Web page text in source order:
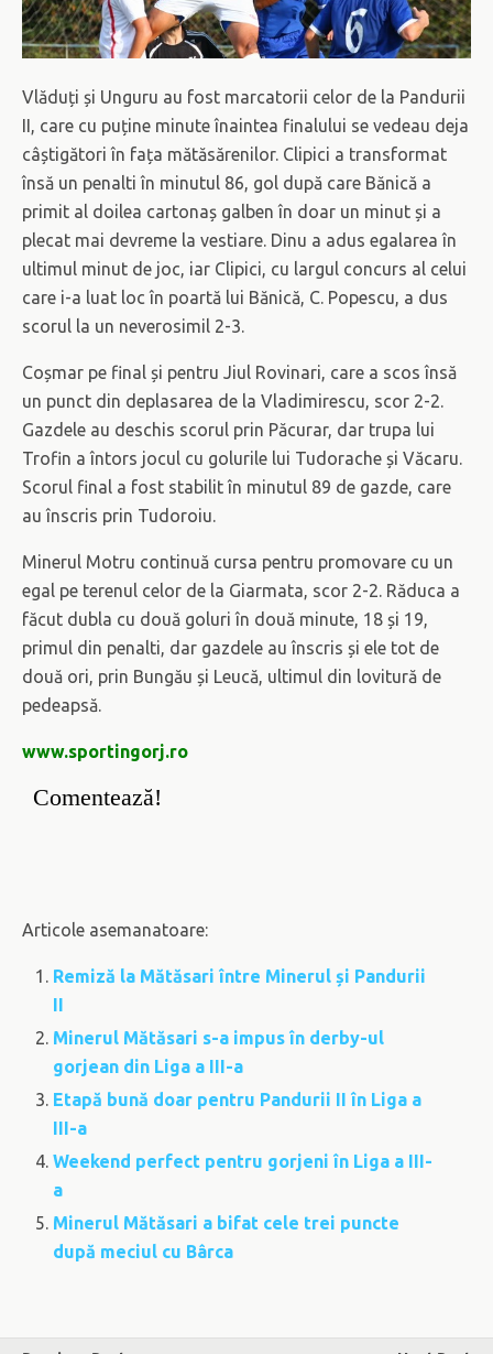
Vlăduți și Unguru au fost marcatorii celor de la Pandurii
II, care cu puține minute înaintea finalului se vedeau deja
câștigători în fața mătăsărenilor. Clipici a transformat
însă un penalti în minutul 86, gol după care Bănică a
primit al doilea cartonaș galben în doar un minut și a
plecat mai devreme la vestiare. Dinu a adus egalarea în
ultimul minut de joc, iar Clipici, cu largul concurs al celui
care i-a luat loc în poartă lui Bănică, C. Popescu, a dus
scorul la un neverosimil 2-3.
Coșmar pe final și pentru Jiul Rovinari, care a scos însă
un punct din deplasarea de la Vladimirescu, scor 2-2.
Gazdele au deschis scorul prin Păcurar, dar trupa lui
Trofin a întors jocul cu golurile lui Tudorache și Văcaru.
Scorul final a fost stabilit în minutul 89 de gazde, care
au înscris prin Tudoroiu.
Minerul Motru continuă cursa pentru promovare cu un
egal pe terenul celor de la Giarmata, scor 2-2. Răduca a
făcut dubla cu două goluri în două minute, 18 și 19,
primul din penalti, dar gazdele au înscris și ele tot de
două ori, prin Bungău și Leucă, ultimul din lovitură de
pedeapsă.
www.sportingorj.ro
Comentează!
Articole asemanatoare:
Remiză la Mătăsari între Minerul și Pandurii
II
Minerul Mătăsari s-a impus în derby-ul
gorjean din Liga a III-a
Etapă bună doar pentru Pandurii II în Liga a
III-a
Weekend perfect pentru gorjeni în Liga a III-
a
Minerul Mătăsari a bifat cele trei puncte
după meciul cu Bârca